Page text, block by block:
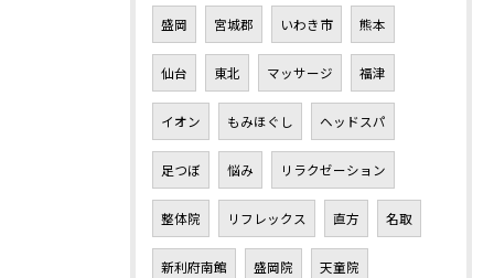
盛岡 宮城郡 いわき市 熊本
仙台 東北 マッサージ 福津
イオン もみほぐし ヘッドスパ
足つぼ 悩み リラクゼーション
整体院 リフレックス 直方 名取
新利府南館 盛岡院 天童院